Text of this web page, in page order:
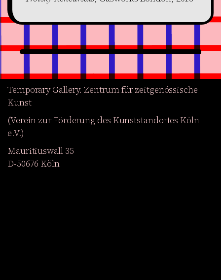
Temporary Gallery. Zentrum für zeitgenössische
Kunst
(Verein zur Förderung des Kunststandortes Köln
e.V.)
Mauritiuswall 35
D-50676 Köln